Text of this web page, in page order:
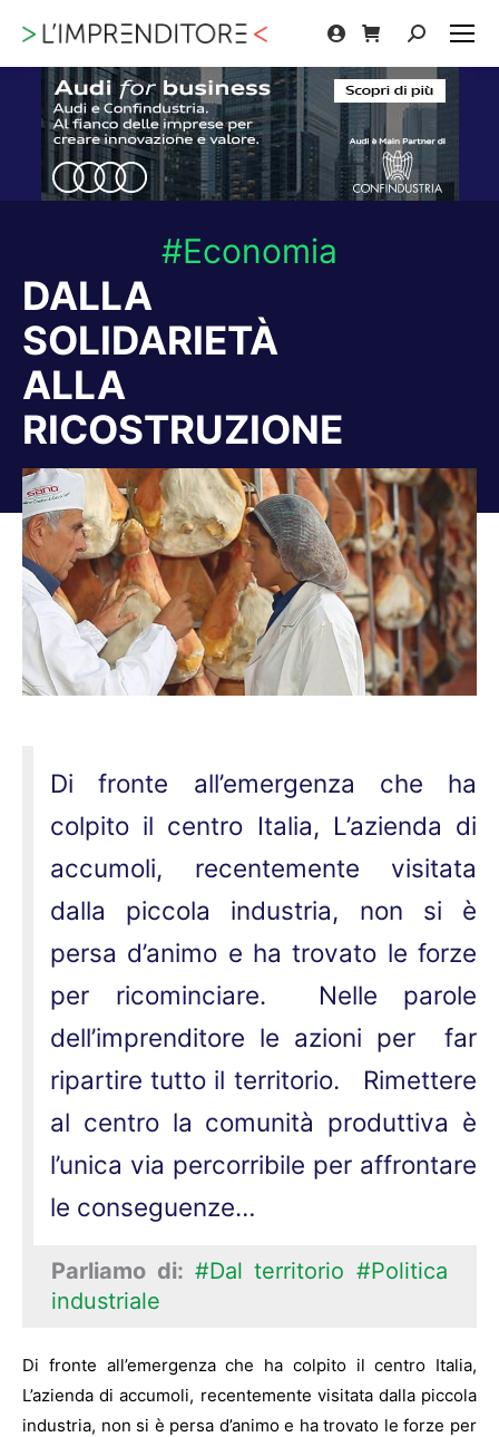
Cerca:
#Economia
DALLA
SOLIDARIETÀ
ALLA
RICOSTRUZIONE
Tu sei qui:
Di fronte all’emergenza che ha
colpito il centro Italia, L’azienda di
accumoli, recentemente visitata
dalla piccola industria, non si è
persa d’animo e ha trovato le forze
per ricominciare. Nelle parole
dell’imprenditore le azioni per far
ripartire tutto il territorio. Rimettere
al centro la comunità produttiva è
l’unica via percorribile per affrontare
le conseguenze…
Parliamo di: #Dal territorio #Politica
industriale
Di fronte all’emergenza che ha colpito il centro Italia,
L’azienda di accumoli, recentemente visitata dalla piccola
industria, non si è persa d’animo e ha trovato le forze per